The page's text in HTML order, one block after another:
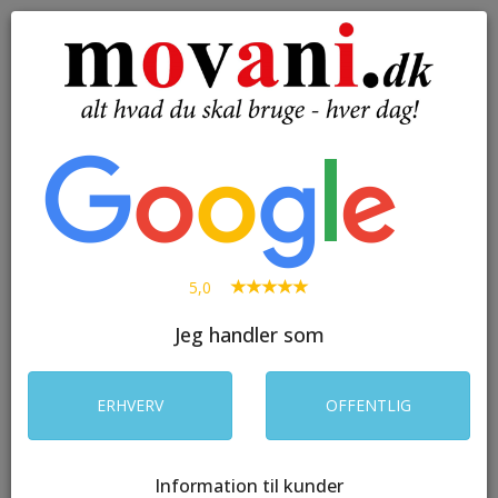
Toggle
5,0
Jeg handler som
ERHVERV OFFENTLIG
Information til kunder